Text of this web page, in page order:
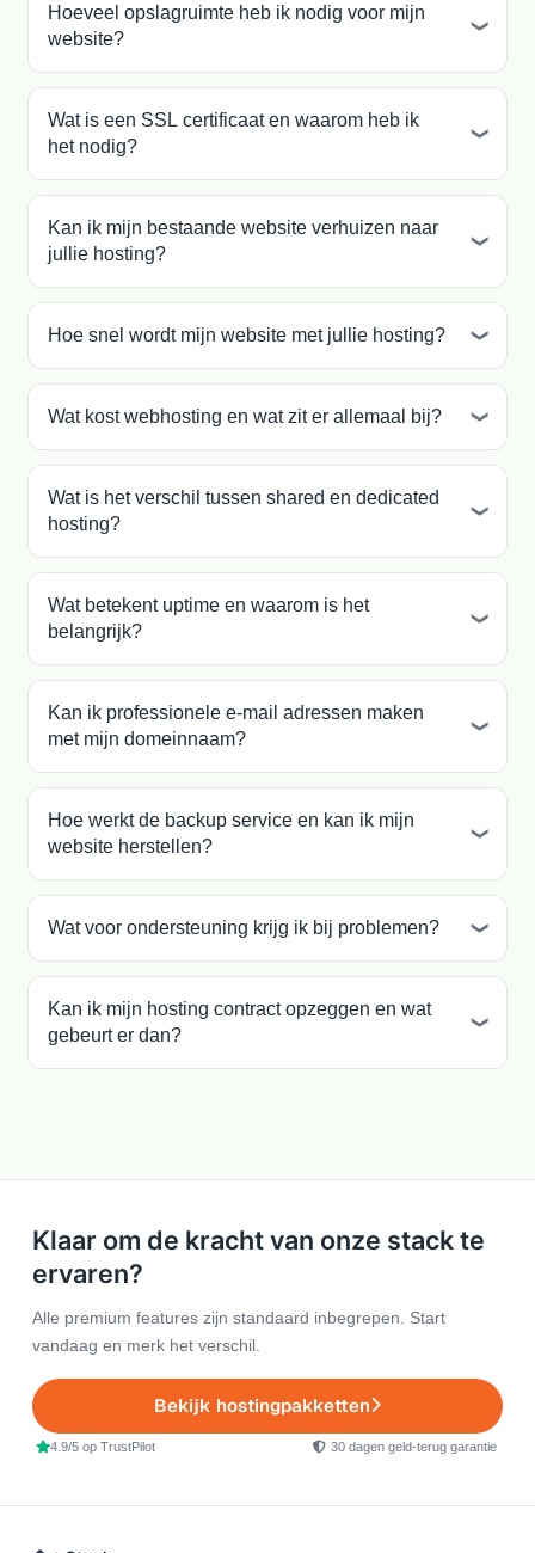
Hoeveel opslagruimte heb ik nodig voor mijn
website?
Wat is een SSL certificaat en waarom heb ik
het nodig?
Kan ik mijn bestaande website verhuizen naar
jullie hosting?
Hoe snel wordt mijn website met jullie hosting?
Wat kost webhosting en wat zit er allemaal bij?
Wat is het verschil tussen shared en dedicated
hosting?
Wat betekent uptime en waarom is het
belangrijk?
Kan ik professionele e-mail adressen maken
met mijn domeinnaam?
Hoe werkt de backup service en kan ik mijn
website herstellen?
Wat voor ondersteuning krijg ik bij problemen?
Kan ik mijn hosting contract opzeggen en wat
gebeurt er dan?
Klaar om de kracht van onze stack te
ervaren?
Alle premium features zijn standaard inbegrepen. Start
vandaag en merk het verschil.
Bekijk hostingpakketten
4.9/5 op TrustPilot 30 dagen geld-terug garantie